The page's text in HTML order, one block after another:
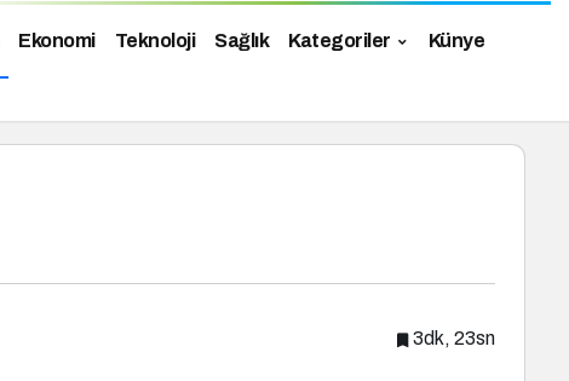
Ekonomi Teknoloji Sağlık Kategoriler Künye
3dk, 23sn